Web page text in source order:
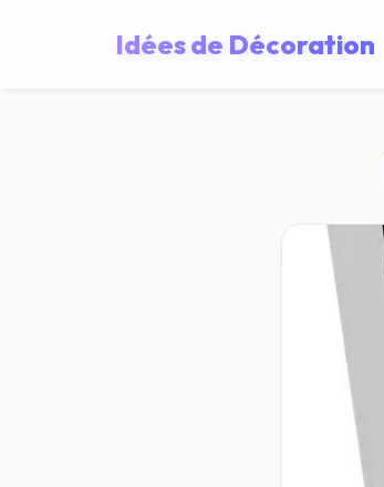
Idées de Décoration